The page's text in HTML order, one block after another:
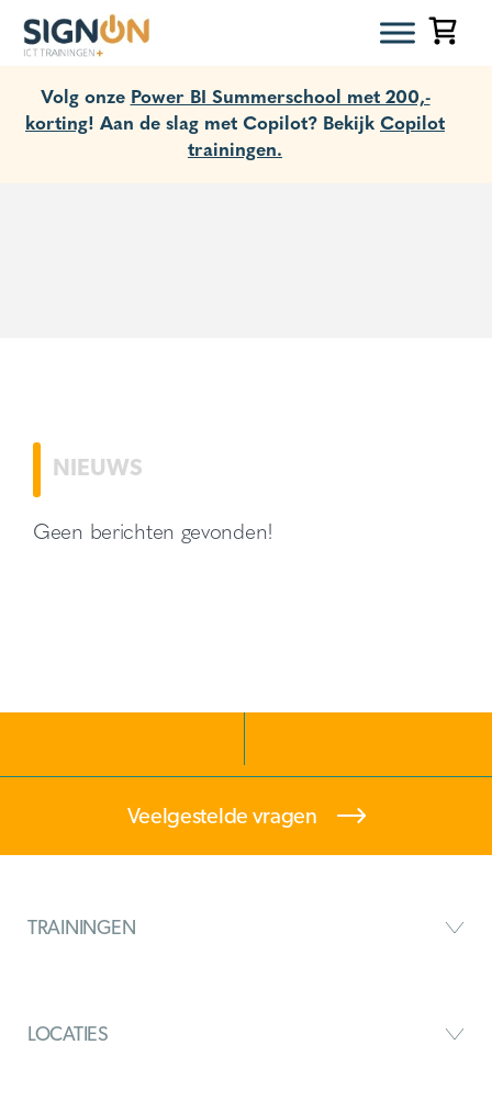
Volg onze Power BI Summerschool met 200,-
korting! Aan de slag met Copilot? Bekijk Copilot
trainingen.
NIEUWS
Geen berichten gevonden!
Veelgestelde vragen
TRAININGEN
LOCATIES